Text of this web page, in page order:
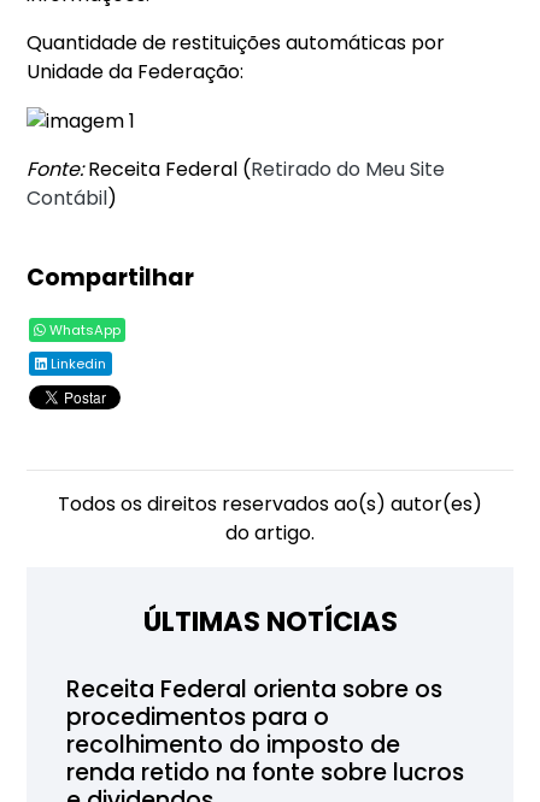
Quantidade de restituições automáticas por
Unidade da Federação:
Fonte:Receita Federal (Retirado do Meu Site
Contábil)
Compartilhar
WhatsApp
Linkedin
Todos os direitos reservados ao(s) autor(es)
do artigo.
ÚLTIMAS NOTÍCIAS
Receita Federal orienta sobre os
procedimentos para o
recolhimento do imposto de
renda retido na fonte sobre lucros